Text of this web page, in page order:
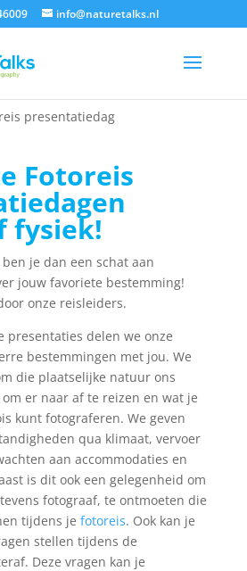
info@naturetalks.nl
presentatiedag
Fotoreis
fysiek!
je dan een schat aan
jouw favoriete bestemming!
onze reisleiders.
presentaties delen we onze
bestemmingen met jou. We
die plaatselijke natuur ons
er naar af te reizen en wat je
kunt fotograferen. We geven
qua klimaat, vervoer
aan accommodaties en
is dit ook een gelegenheid om
fotograaf, te ontmoeten die
tijdens je fotoreis. Ook kan je
stellen tijdens de
Deze vragen kan je